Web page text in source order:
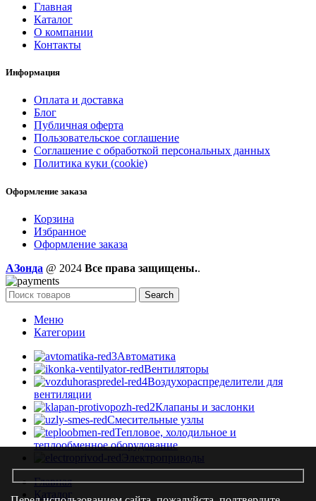
Главная
Каталог
О компании
Контакты
Информация
Оплата и доставка
Блог
Публичная оферта
Пользовательское соглашение
Соглашение с обработкой персональных данных
Политика куки (cookie)
Оформление заказа
Корзина
Избранное
Оформление заказа
AЗонда @ 2024 Все права защищены..
Search
Меню
Категории
Автоматика
Вентиляторы
Воздухораспределители для
вентиляции
Клапаны и заслонки
Смесительные узлы
Тепловое, холодильное и
теплообменное оборудование
Электроприводы
Главная
Каталог